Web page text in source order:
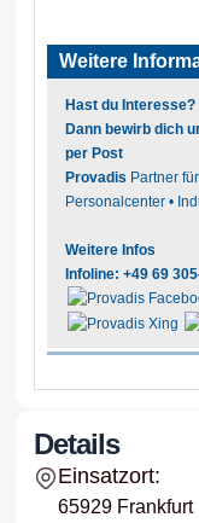
Weitere
Hast du Interesse?
Dann bewirb dich
per Post
Provadis Partner
Personalcenter •
Weitere Infos
Infoline: +49 69
Details
Einsatzort:
65929 Frankfurt